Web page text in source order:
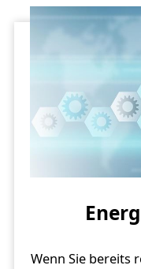
Wenn Sie bereits